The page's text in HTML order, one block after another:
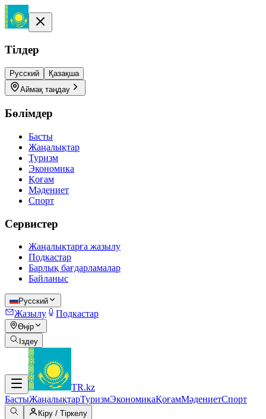
Тілдер
Русский
Қазақша
Аймақ таңдау
Бөлімдер
Басты
Жаңалықтар
Туризм
Экономика
Қоғам
Мәдениет
Спорт
Сервистер
Жаңалықтарға жазылу
Подкастар
Барлық бағдарламалар
Байланыс
Русский
Жазылу Подкастар
Өңір
Іздеу
TR.kz
БастыЖаңалықтарТуризмЭкономикаҚоғамМәдениетСпорт
Кіру / Тіркелу